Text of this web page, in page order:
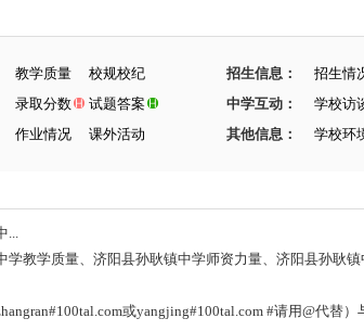
教学质量 校规校纪 招生信息： 招生情
录取分数 试题答案 中学互动： 学校访
作业情况 课外活动 其他信息： 学校环
...
教学质量、济阳县孙耿镇中学师资力量、济阳县孙耿镇
或yangjing#100tal.com #请用@代替）